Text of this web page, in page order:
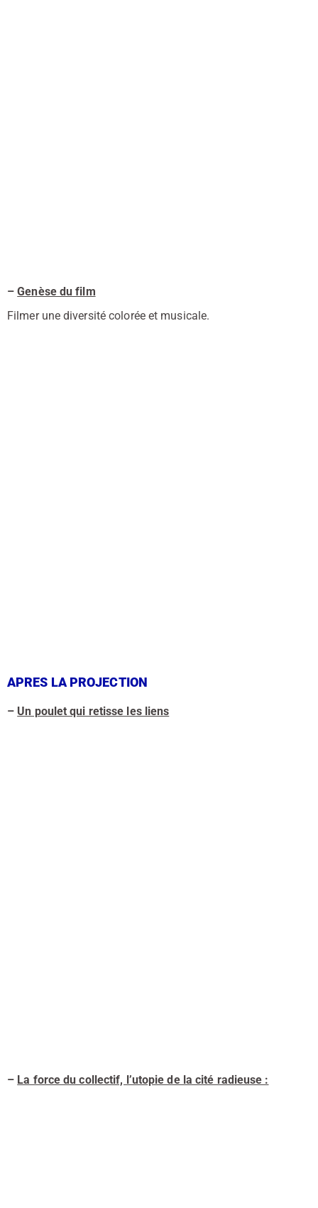
–Genèse du film
Filmer une diversité colorée et musicale.
APRES LA PROJECTION
– Un poulet qui retisse les liens
– La force du collectif, l’utopie de la cité radieuse :